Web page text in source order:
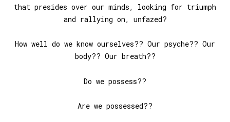
that presides over our minds, looking for triumph
and rallying on, unfazed?
How well do we know ourselves?? Our psyche?? Our
body?? Our breath??
Do we possess??
Are we possessed??